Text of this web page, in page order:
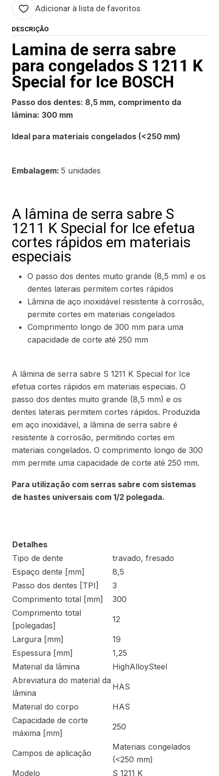
Adicionar à lista de favoritos
DESCRIÇÃO
Lamina de serra sabre
para congelados S 1211 K
Special for Ice BOSCH
Passo dos dentes: 8,5 mm, comprimento da
lâmina: 300 mm
Ideal para materiais congelados (<250 mm)
Embalagem: 5 unidades
A lâmina de serra sabre S
1211 K Special for Ice efetua
cortes rápidos em materiais
especiais
O passo dos dentes muito grande (8,5 mm) e os
dentes laterais permitem cortes rápidos
Lâmina de aço inoxidável resistente à corrosão,
permite cortes em materiais congelados
Comprimento longo de 300 mm para uma
capacidade de corte até 250 mm
A lâmina de serra sabre S 1211 K Special for Ice
efetua cortes rápidos em materiais especiais. O
passo dos dentes muito grande (8,5 mm) e os
dentes laterais permitem cortes rápidos. Produzida
em aço inoxidável, a lâmina de serra sabre é
resistente à corrosão, permitindo cortes em
materiais congelados. O comprimento longo de 300
mm permite uma capacidade de corte até 250 mm.
Para utilização com serras sabre com sistemas
de hastes universais com 1/2 polegada.
Detalhes
Tipo de dente
travado, fresado
Espaço dente [mm]
8,5
Passo dos dentes [TPI]
3
Comprimento total [mm]
300
Comprimento total
[polegadas]
12
Largura [mm]
19
Espessura [mm]
1,25
Material da lâmina
HighAlloySteel
Abreviatura do material da
lâmina
HAS
Material do corpo
HAS
Capacidade de corte
máxima [mm]
250
Campos de aplicação
Materiais congelados
(<250 mm)
Modelo
S 1211 K